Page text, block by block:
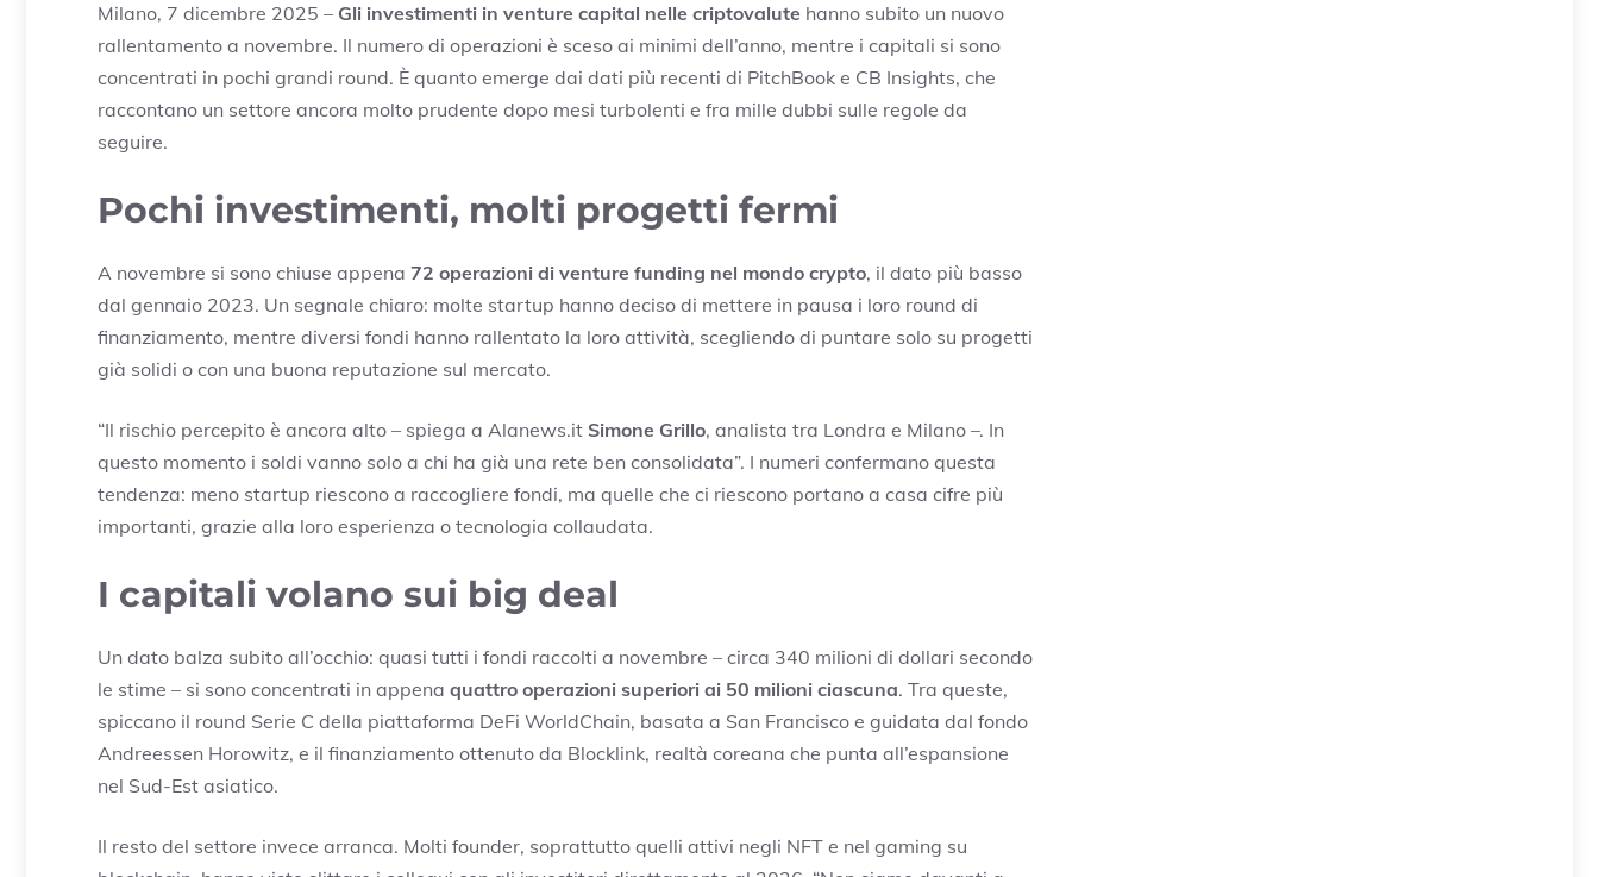
Milano, 7 dicembre 2025 – Gli investimenti in venture capital nelle criptovalute hanno subito un nuovo
rallentamento a novembre. Il numero di operazioni è sceso ai minimi dell’anno, mentre i capitali si sono
concentrati in pochi grandi round. È quanto emerge dai dati più recenti di PitchBook e CB Insights, che
raccontano un settore ancora molto prudente dopo mesi turbolenti e fra mille dubbi sulle regole da
seguire.
Pochi investimenti, molti progetti fermi
A novembre si sono chiuse appena 72 operazioni di venture funding nel mondo crypto, il dato più basso
dal gennaio 2023. Un segnale chiaro: molte startup hanno deciso di mettere in pausa i loro round di
finanziamento, mentre diversi fondi hanno rallentato la loro attività, scegliendo di puntare solo su progetti
già solidi o con una buona reputazione sul mercato.
“Il rischio percepito è ancora alto – spiega a Alanews.it Simone Grillo, analista tra Londra e Milano –. In
questo momento i soldi vanno solo a chi ha già una rete ben consolidata”. I numeri confermano questa
tendenza: meno startup riescono a raccogliere fondi, ma quelle che ci riescono portano a casa cifre più
importanti, grazie alla loro esperienza o tecnologia collaudata.
I capitali volano sui big deal
Un dato balza subito all’occhio: quasi tutti i fondi raccolti a novembre – circa 340 milioni di dollari secondo
le stime – si sono concentrati in appena quattro operazioni superiori ai 50 milioni ciascuna. Tra queste,
spiccano il round Serie C della piattaforma DeFi WorldChain, basata a San Francisco e guidata dal fondo
Andreessen Horowitz, e il finanziamento ottenuto da Blocklink, realtà coreana che punta all’espansione
nel Sud-Est asiatico.
Il resto del settore invece arranca. Molti founder, soprattutto quelli attivi negli NFT e nel gaming su